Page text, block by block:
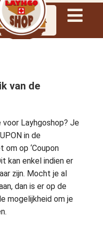
van de
Layhgoshop? Je
in de
om op ‘Coupon
kan enkel indien er
zijn. Mocht je al
dan is er op de
mogelijkheid om je